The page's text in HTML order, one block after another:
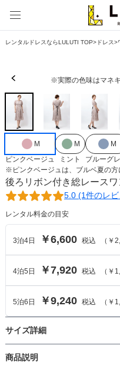
レンタルドレスならLULUTI TOP>ドレス>
※実際の色味はマネ
M
ピンクベージュ
M
ミント
M
ブルーグ
※ ピンクベージュは、 ブルベ夏の方
後ろリボン付き総レースワ
5.0 (1件のレ
レンタル料金の目安
3泊4日 ￥6,600 税込 （ ￥
4泊5 日 ￥7,920 税込 （ ￥
5泊6 日 ￥9,240 税込 （ ￥
サイズ詳細
ワンピースのサイズ
商品説明